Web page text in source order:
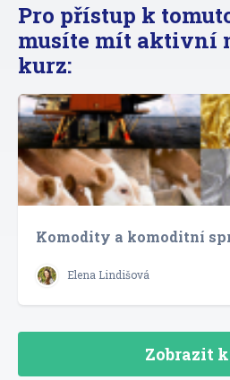
Pro přístup k
musíte mít aktivní
kurz:
Komodity a komoditní
Elena Lindišová
Zobrazit